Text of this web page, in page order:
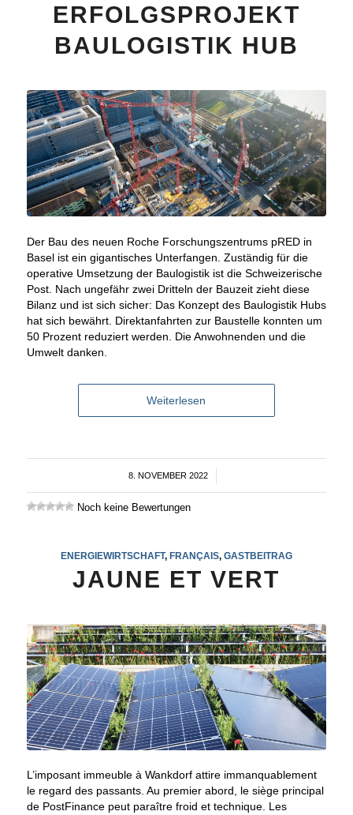
ERFOLGSPROJEKT
BAULOGISTIK HUB
Der Bau des neuen Roche Forschungszentrums pRED in
Basel ist ein gigantisches Unterfangen. Zuständig für die
operative Umsetzung der Baulogistik ist die Schweizerische
Post. Nach ungefähr zwei Dritteln der Bauzeit zieht diese
Bilanz und ist sich sicher: Das Konzept des Baulogistik Hubs
hat sich bewährt. Direktanfahrten zur Baustelle konnten um
50 Prozent reduziert werden. Die Anwohnenden und die
Umwelt danken.
Weiterlesen
8. NOVEMBER 2022
/
Noch keine Bewertungen
ENERGIEWIRTSCHAFT, FRANÇAIS, GASTBEITRAG
JAUNE ET VERT
L’imposant immeuble à Wankdorf attire immanquablement
le regard des passants. Au premier abord, le siège principal
de PostFinance peut paraître froid et technique. Les